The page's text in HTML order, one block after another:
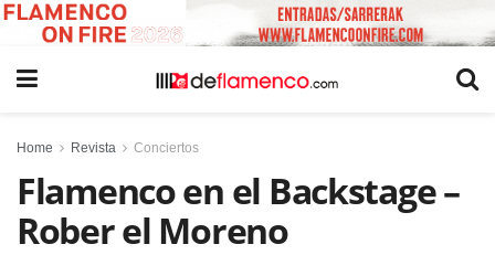
Home Revista Conciertos
Flamenco en el Backstage –
Rober el Moreno